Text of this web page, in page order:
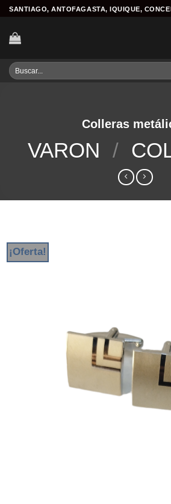
Skip
content
SANTIAGO, ANTOFAGASTA, IQUIQUE,
Buscar
por:
Colleras
VARON /
¡Oferta!